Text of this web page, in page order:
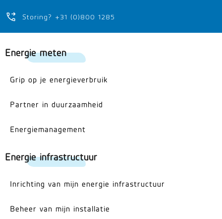
Storing? +31 (0)800 1285
Energie meten
Grip op je energieverbruik
Partner in duurzaamheid
Energiemanagement
Energie infrastructuur
Inrichting van mijn energie infrastructuur
Beheer van mijn installatie